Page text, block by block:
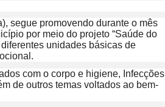
segue promovendo durante o mês
por meio do projeto “Saúde do
unidades básicas de
com o corpo e higiene, Infecções
de outros temas voltados ao bem-